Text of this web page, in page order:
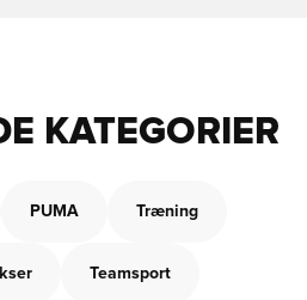
KATEGORIER
PUMA Træning
Teamsport